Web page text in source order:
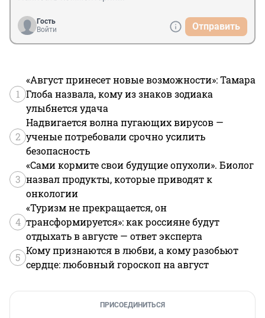
Гость
Войти
Отправить
1
«Август принесет новые возможности»: Тамара
Глоба назвала, кому из знаков зодиака
улыбнется удача
2
Надвигается волна пугающих вирусов —
ученые потребовали срочно усилить
безопасность
3
«Сами кормите свои будущие опухоли». Биолог
назвал продукты, которые приводят к
онкологии
4
«Туризм не прекращается, он
трансформируется»: как россияне будут
отдыхать в августе — ответ эксперта
5
Кому признаются в любви, а кому разобьют
сердце: любовный гороскоп на август
ПРИСОЕДИНИТЬСЯ